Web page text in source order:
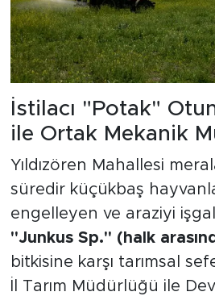
İstilacı "Potak"
ile Ortak Mekanik
Yıldızören Mahallesi
süredir küçükbaş
engelleyen ve araziyi
"Junkus Sp." (halk
bitkisine karşı tarımsal
İl Tarım Müdürlüğü ile